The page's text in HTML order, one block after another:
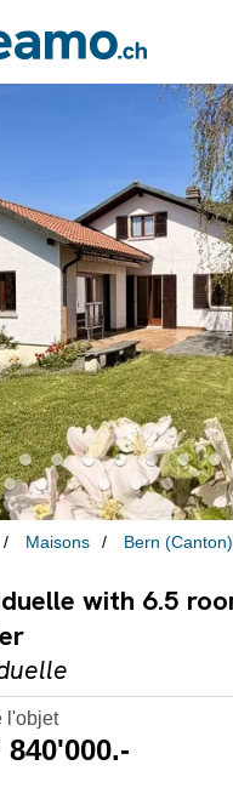
Maisons Bern (Canton)
with 6.5
l'objet
840'000.-